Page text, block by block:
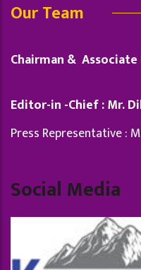
Our Team
Chairman &
Editor-in -Chief : Mr.
Press Representative :
Social Media